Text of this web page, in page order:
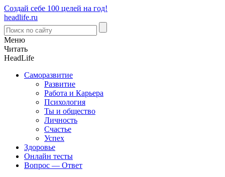
Создай себе 100 целей на год!
headlife.ru
Меню
Читать
HeadLife
Саморазвитие
Развитие
Работа и Карьера
Психология
Ты и общество
Личность
Счастье
Успех
Здоровье
Онлайн тесты
Вопрос — Ответ